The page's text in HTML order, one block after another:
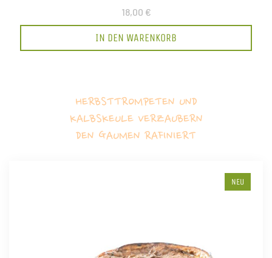
18,00 €
IN DEN WARENKORB
HERBSTTROMPETEN UND
KALBSKEULE VERZAUBERN
DEN GAUMEN RAFINIERT
NEU